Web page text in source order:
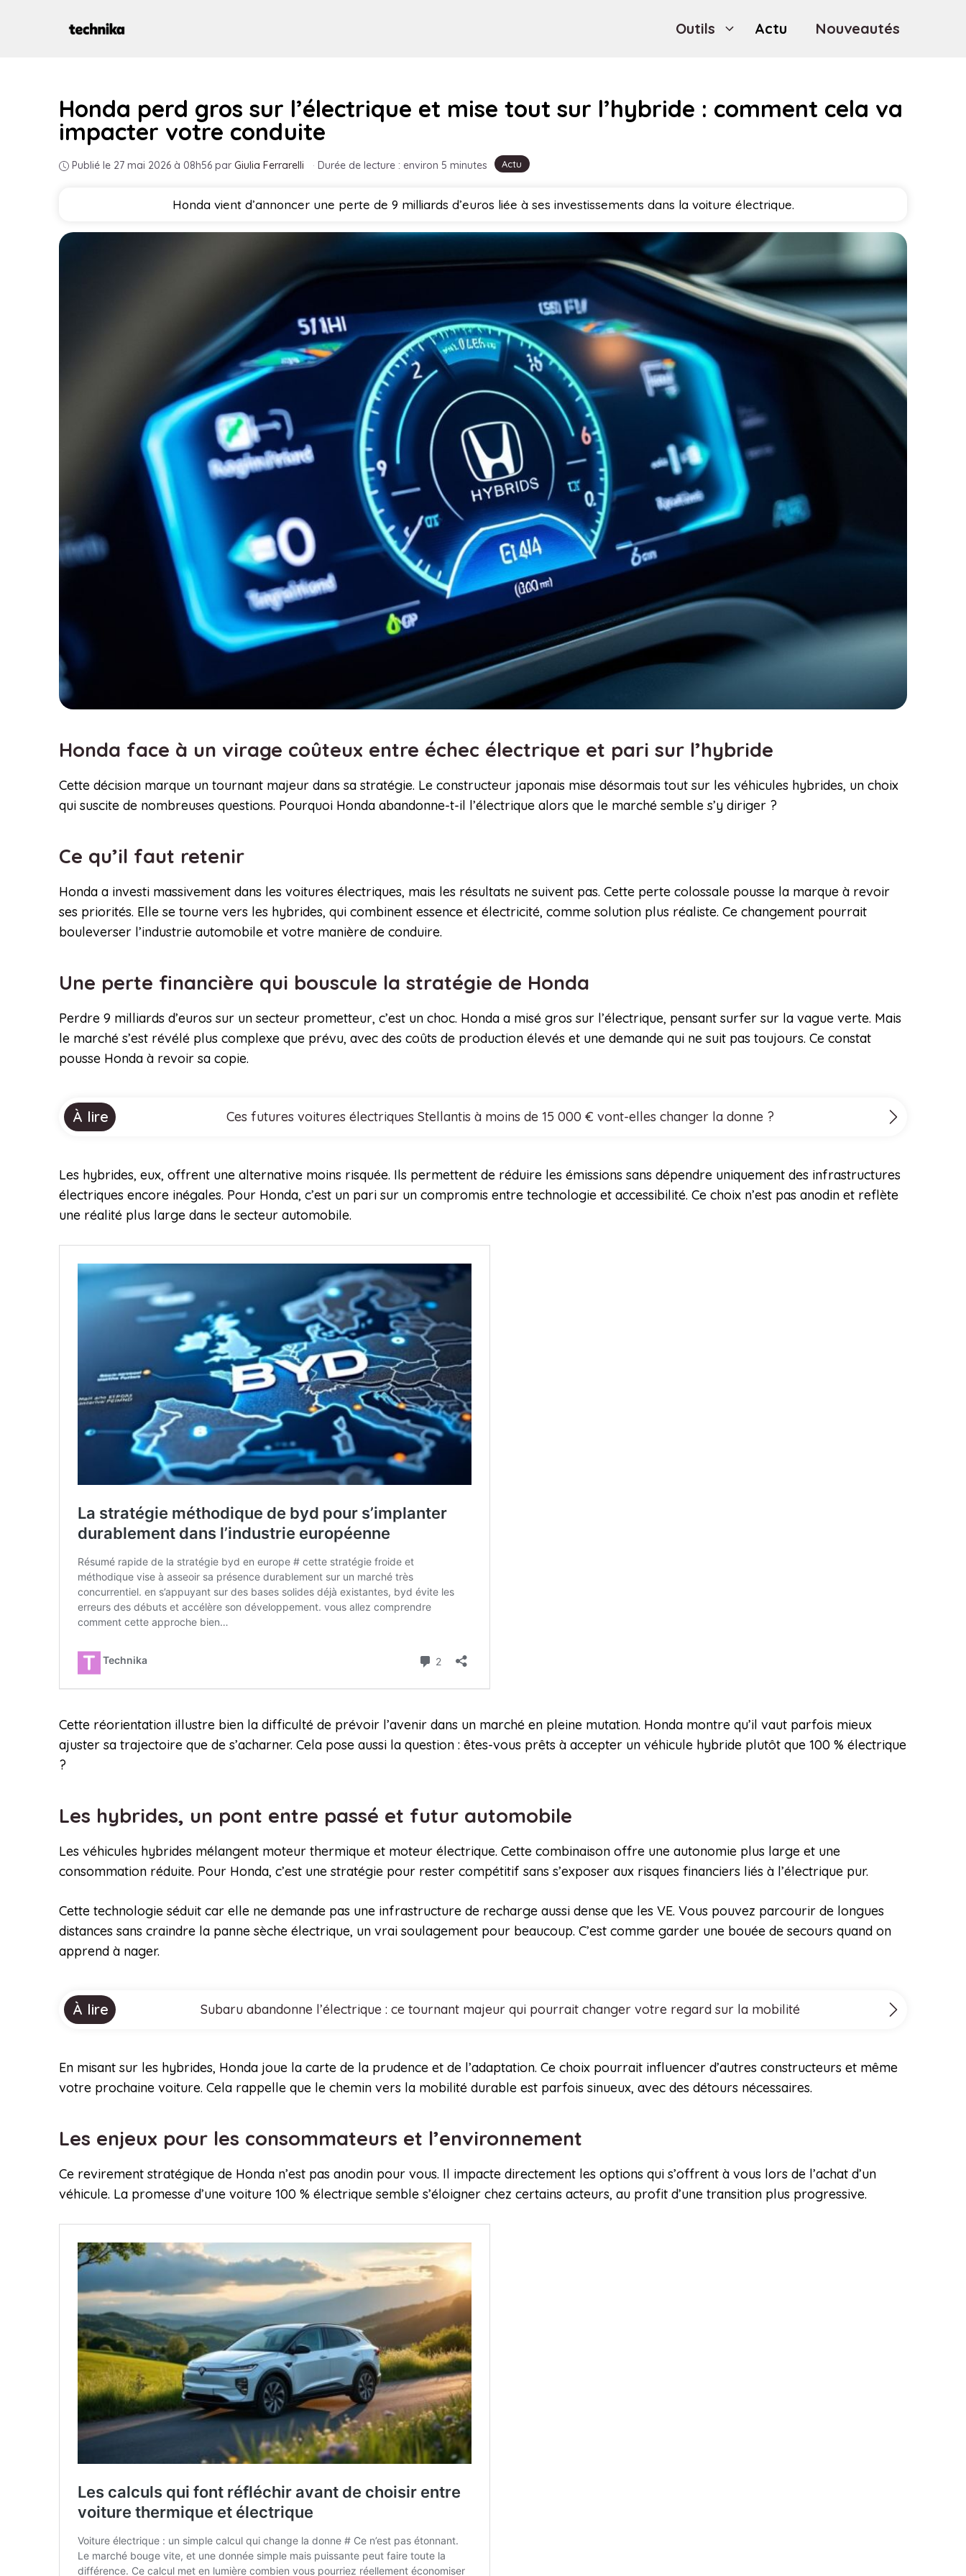
Outils Actu Nouveautés
Actu
Honda perd gros sur l’électrique et mise tout sur l’hybride : comment cela va
impacter votre conduite
Publié le 27 mai 2026 à 08h56 par Giulia Ferrarelli · Durée de lecture : environ 5 minutes
Honda vient d’annoncer une perte de 9 milliards d’euros liée à ses investissements dans la voiture électrique.
Honda face à un virage coûteux entre échec électrique et pari sur l’hybride
Cette décision marque un tournant majeur dans sa stratégie. Le constructeur japonais mise désormais tout sur les véhicules hybrides, un choix
qui suscite de nombreuses questions. Pourquoi Honda abandonne-t-il l’électrique alors que le marché semble s’y diriger ?
Ce qu’il faut retenir
Honda a investi massivement dans les voitures électriques, mais les résultats ne suivent pas. Cette perte colossale pousse la marque à revoir
ses priorités. Elle se tourne vers les hybrides, qui combinent essence et électricité, comme solution plus réaliste. Ce changement pourrait
bouleverser l’industrie automobile et votre manière de conduire.
Une perte financière qui bouscule la stratégie de Honda
Perdre 9 milliards d’euros sur un secteur prometteur, c’est un choc. Honda a misé gros sur l’électrique, pensant surfer sur la vague verte. Mais
le marché s’est révélé plus complexe que prévu, avec des coûts de production élevés et une demande qui ne suit pas toujours. Ce constat
pousse Honda à revoir sa copie.
À lire Ces futures voitures électriques Stellantis à moins de 15 000 € vont-elles changer la donne ?
Les hybrides, eux, offrent une alternative moins risquée. Ils permettent de réduire les émissions sans dépendre uniquement des infrastructures
électriques encore inégales. Pour Honda, c’est un pari sur un compromis entre technologie et accessibilité. Ce choix n’est pas anodin et reflète
une réalité plus large dans le secteur automobile.
Cette réorientation illustre bien la difficulté de prévoir l’avenir dans un marché en pleine mutation. Honda montre qu’il vaut parfois mieux
ajuster sa trajectoire que de s’acharner. Cela pose aussi la question : êtes-vous prêts à accepter un véhicule hybride plutôt que 100 % électrique
?
Les hybrides, un pont entre passé et futur automobile
Les véhicules hybrides mélangent moteur thermique et moteur électrique. Cette combinaison offre une autonomie plus large et une
consommation réduite. Pour Honda, c’est une stratégie pour rester compétitif sans s’exposer aux risques financiers liés à l’électrique pur.
Cette technologie séduit car elle ne demande pas une infrastructure de recharge aussi dense que les VE. Vous pouvez parcourir de longues
distances sans craindre la panne sèche électrique, un vrai soulagement pour beaucoup. C’est comme garder une bouée de secours quand on
apprend à nager.
À lire Subaru abandonne l’électrique : ce tournant majeur qui pourrait changer votre regard sur la mobilité
En misant sur les hybrides, Honda joue la carte de la prudence et de l’adaptation. Ce choix pourrait influencer d’autres constructeurs et même
votre prochaine voiture. Cela rappelle que le chemin vers la mobilité durable est parfois sinueux, avec des détours nécessaires.
Les enjeux pour les consommateurs et l’environnement
Ce revirement stratégique de Honda n’est pas anodin pour vous. Il impacte directement les options qui s’offrent à vous lors de l’achat d’un
véhicule. La promesse d’une voiture 100 % électrique semble s’éloigner chez certains acteurs, au profit d’une transition plus progressive.